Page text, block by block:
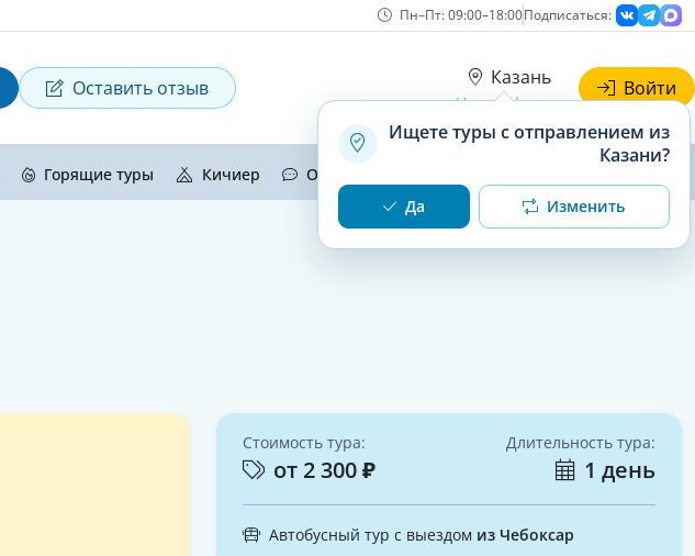
Пн–Пт: 09:00–18:00Подписаться:
Оставить отзыв Казань
Ищете туры с отправлением из
Казани?
Да Изменить
Наши офисы
Войти
Горящие туры Кичиер Отзывы
Стоимость тура:
от 2 300 ₽
Длительность тура:
1 день
Автобусный тур с выездом из Чебоксар